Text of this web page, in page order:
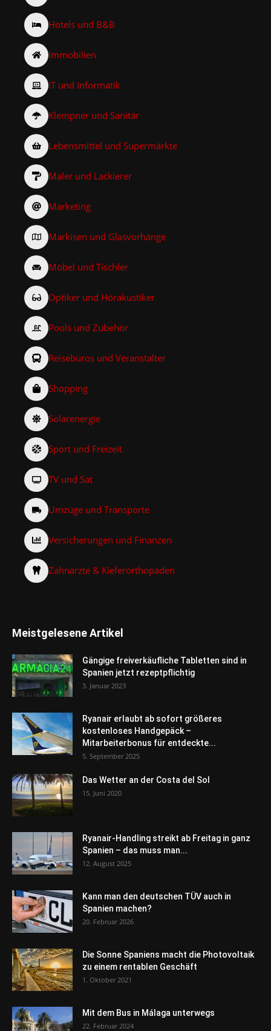
Hotels und B&B
Immobilien
IT und Informatik
Klempner und Sanitär
Lebensmittel und Supermärkte
Maler und Lackierer
Marketing
Markisen und Glasvorhänge
Möbel und Tischler
Optiker und Hörakustiker
Pools und Zubehör
Reisebüros und Veranstalter
Shopping
Solarenergie
Sport und Freizeit
TV und Sat
Umzüge und Transporte
Versicherungen und Finanzen
Zahnärzte & Kieferorthopäden
Meistgelesene Artikel
Gängige freiverkäufliche Tabletten sind in
Spanien jetzt rezeptpflichtig
3. Januar 2023
Ryanair erlaubt ab sofort größeres
kostenloses Handgepäck –
Mitarbeiterbonus für entdeckte...
5. September 2025
Das Wetter an der Costa del Sol
15. Juni 2020
Ryanair-Handling streikt ab Freitag in ganz
Spanien – das muss man...
12. August 2025
Kann man den deutschen TÜV auch in
Spanien machen?
20. Februar 2026
Die Sonne Spaniens macht die Photovoltaik
zu einem rentablen Geschäft
1. Oktober 2021
Mit dem Bus in Málaga unterwegs
22. Februar 2024